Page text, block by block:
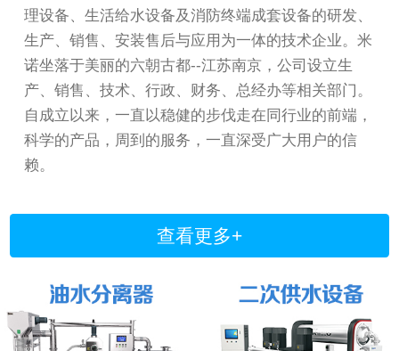
理设备、生活给水设备及消防终端成套设备的研发、
生产、销售、安装售后与应用为一体的技术企业。米
诺坐落于美丽的六朝古都--江苏南京，公司设立生
产、销售、技术、行政、财务、总经办等相关部门。
自成立以来，一直以稳健的步伐走在同行业的前端，
科学的产品，周到的服务，一直深受广大用户的信
赖。
查看更多+